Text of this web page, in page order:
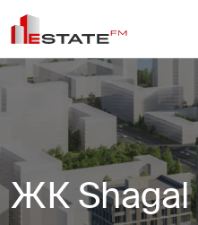
ЖК Shagal